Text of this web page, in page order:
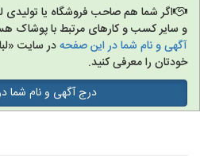
اگر شما هم صاحب فروشگاه یا
و سایر کسب و کارهای مرتبط با پوشاک
آگهی و نام شما در این صفحهدر سایت
خودتان را معرفی کنید.
درج آگهی و نام شما